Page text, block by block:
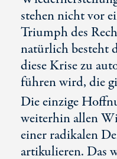
stehen nicht vor
Triumph des
natürlich besteht
diese Krise zu
führen wird, die
Die einzige
weiterhin allen
einer radikalen
artikulieren. Das